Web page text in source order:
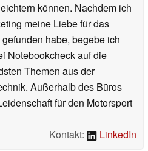
können. Nachdem ich
meine Liebe für das
habe, begebe ich
Notebookcheck auf die
Themen aus der
Außerhalb des Büros
für den Motorsport
Kontakt:
LinkedIn